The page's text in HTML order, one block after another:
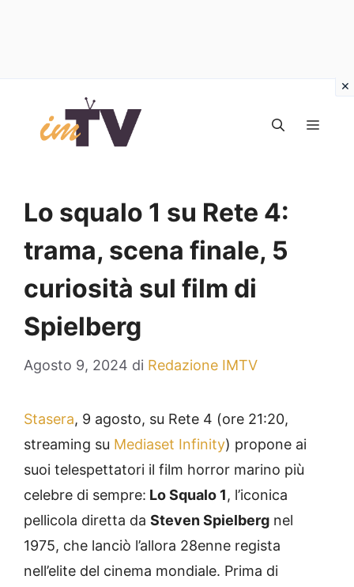
contenuto
Lo squalo 1 su Rete 4:
trama, scena finale, 5
curiosità sul film di
Spielberg
Agosto 9, 2024 di Redazione IMTV
Stasera, 9 agosto, su Rete 4 (ore 21:20,
streaming su Mediaset Infinity) propone ai
suoi telespettatori il film horror marino più
celebre di sempre: Lo Squalo 1, l’iconica
pellicola diretta da Steven Spielberg nel
1975, che lanciò l’allora 28enne regista
nell’elite del cinema mondiale. Prima di